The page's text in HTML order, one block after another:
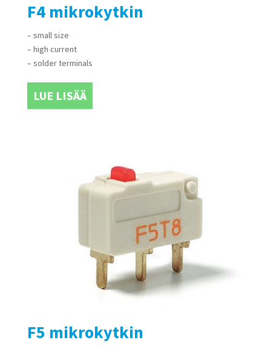
F4 mikrokytkin
– small size
– high current
– solder terminals
LUE LISÄÄ
F5 mikrokytkin